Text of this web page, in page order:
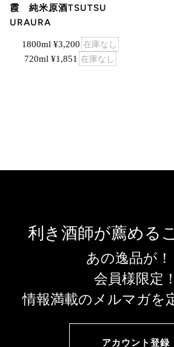
霞 純米原酒TSUTSU
URAURA
1800ml ¥3,200 在庫なし
720ml ¥1,851 在庫なし
利き酒師が薦める
あの逸品が！
会員様限定！
情報満載のメルマガを
アカウント登録